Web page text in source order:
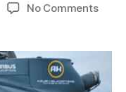
No Commentson
me
privat